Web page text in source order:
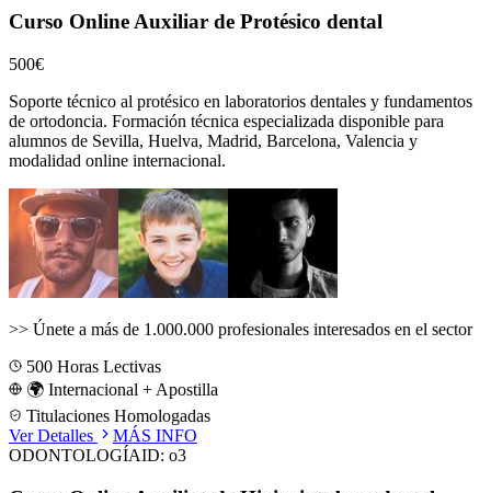
Curso Online Auxiliar de Protésico dental
500€
Soporte técnico al protésico en laboratorios dentales y fundamentos
de ortodoncia. Formación técnica especializada disponible para
alumnos de Sevilla, Huelva, Madrid, Barcelona, Valencia y
modalidad online internacional.
>> Únete a más de 1.000.000 profesionales interesados en el sector
500 Horas Lectivas
🌍 Internacional + Apostilla
Titulaciones Homologadas
Ver Detalles
MÁS INFO
ODONTOLOGÍAID: o3